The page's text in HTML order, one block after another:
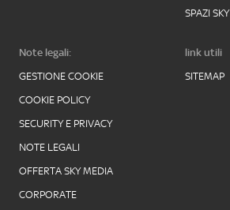
SPAZI SKY
Note legali:
GESTIONE COOKIE
COOKIE POLICY
SECURITY E PRIVACY
NOTE LEGALI
OFFERTA SKY MEDIA
CORPORATE
link utili
SITEMAP